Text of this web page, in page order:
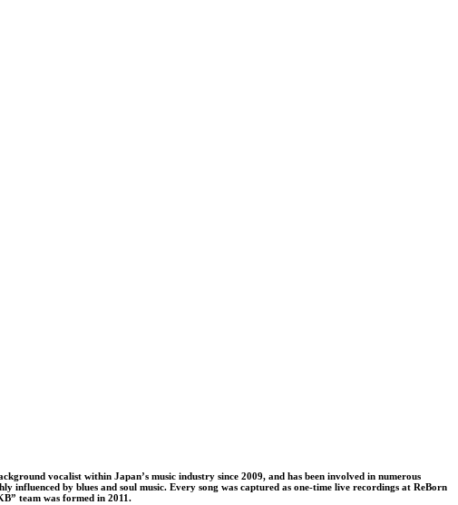
vocalist within Japan’s music industry since 2009, and has been involved in numerous
by blues and soul music. Every song was captured as one-time live recordings at ReBorn
team was formed in 2011.